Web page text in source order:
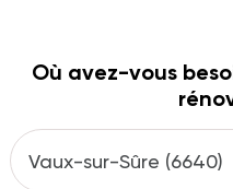
Où avez-vous